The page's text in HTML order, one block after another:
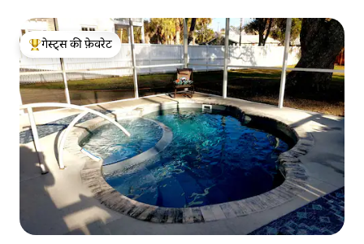
गेस्ट्स का टॉप फ़ेवरेट
गेस्ट्स की फ़ेवरेट